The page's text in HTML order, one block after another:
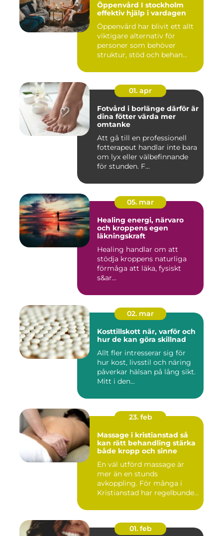
Öppenvård I stockholm
effektiv hjälp i vardagen
Öppenvård har blivit ett allt
viktigare alternativ för
personer som behöver
struktur, stöd och behan...
01. apr
Fotvård i borlänge därför är
dina fötter värda mer
omtanke
Att gå till en professionell
fotterapeut handlar inte bara
om lyx eller välbefinnande
för stunden. F...
05. mar
Healing energi, närvaro
och kroppens egen
läkningskraft
Healing handlar om att
stödja kroppens naturliga
förmåga att läka, fysiskt
s&ar...
02. mar
Kosttillskott när, varför och
hur de kan göra skillnad
Allt fler intresserar sig för
hur kost, livsstil och näring
påverkar hälsan på lång sikt.
Mitt i den...
23. feb
Massage i kristianstad så
kan rätt behandling stärka
både kropp och sinne
En väl utförd massage är
mer än en stunds
avkoppling. För många i
Kristianstad har regelbunden
01. feb